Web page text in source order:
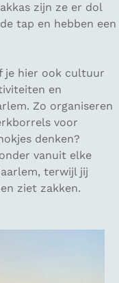
zijn ze er dol
tap en hebben een
je hier ook cultuur
en
Zo organiseren
voor
denken?
vanuit elke
terwijl jij
ziet zakken.